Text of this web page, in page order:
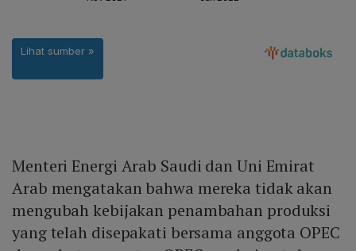
Menteri Energi Arab Saudi dan Uni Emirat
Arab mengatakan bahwa mereka tidak akan
mengubah kebijakan penambahan produksi
yang telah disepakati bersama anggota OPEC